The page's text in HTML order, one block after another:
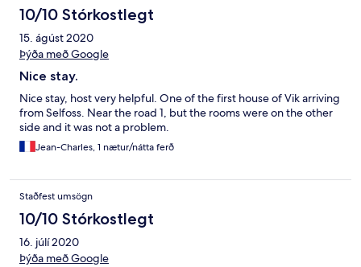
10/10 Stórkostlegt
15. ágúst 2020
Þýða með Google
Nice stay.
Nice stay, host very helpful. One of the first house of Vik arriving
from Selfoss. Near the road 1, but the rooms were on the other
side and it was not a problem.
Jean-Charles, 1 nætur/nátta ferð
Staðfest umsögn
10/10 Stórkostlegt
16. júlí 2020
Þýða með Google